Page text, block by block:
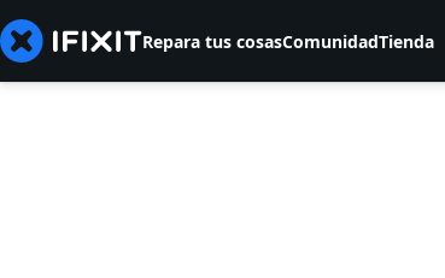
Repara tus cosasComunidadTienda